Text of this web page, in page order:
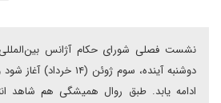
نشست فصلی شورای حکام آژانس
ادامه یابد. طبق روال همیشگی هم شاهد